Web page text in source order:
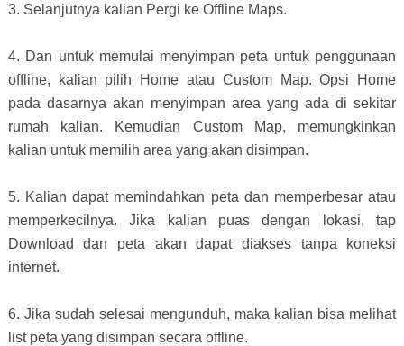
3. Selanjutnya kalian Pergi ke Offline Maps.
4. Dan untuk memulai menyimpan peta untuk penggunaan
offline, kalian pilih Home atau Custom Map. Opsi Home
pada dasarnya akan menyimpan area yang ada di sekitar
rumah kalian. Kemudian Custom Map, memungkinkan
kalian untuk memilih area yang akan disimpan.
5. Kalian dapat memindahkan peta dan memperbesar atau
memperkecilnya. Jika kalian puas dengan lokasi, tap
Download dan peta akan dapat diakses tanpa koneksi
internet.
6. Jika sudah selesai mengunduh, maka kalian bisa melihat
list peta yang disimpan secara offline.